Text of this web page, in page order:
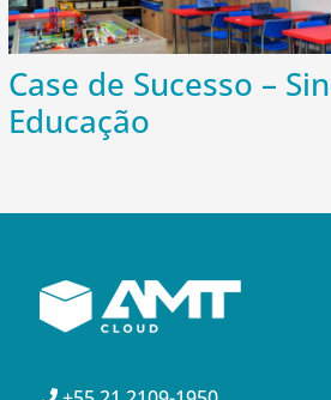
Case de Sucesso –
Educação